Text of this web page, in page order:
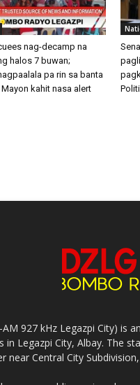
nag-decamp na
halos 7 buwan;
pa rin sa banta
kahit nasa alert
927 kHz Legazpi City) is
in Legazpi City, Albay. The
near Central City